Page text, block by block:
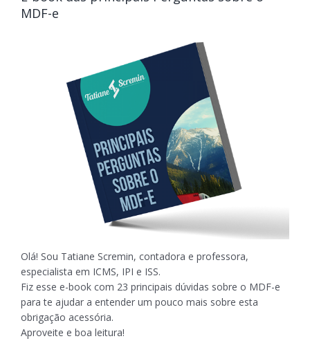
MDF-e
Olá! Sou Tatiane Scremin, contadora e professora,
especialista em ICMS, IPI e ISS.
Fiz esse e-book com 23 principais dúvidas sobre o MDF-e
para te ajudar a entender um pouco mais sobre esta
obrigação acessória.
Aproveite e boa leitura!